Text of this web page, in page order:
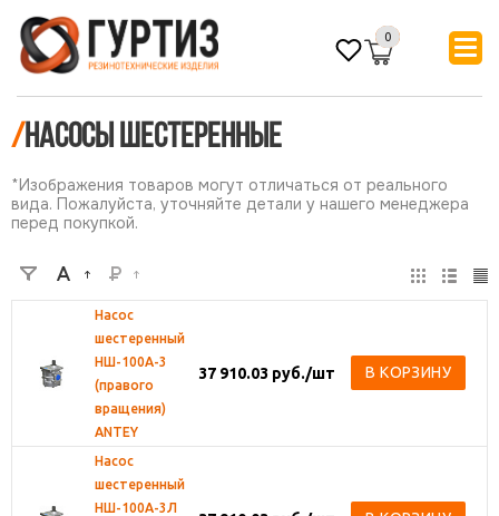
0
/НАСОСЫ шестеренные
*Изображения товаров могут отличаться от реального
вида. Пожалуйста, уточняйте детали у нашего менеджера
перед покупкой.
Насос
шестеренный
НШ-100А-3
(правого
вращения)
ANTEY
37 910.03 руб./шт В КОРЗИНУ
Насос
шестеренный
НШ-100А-3Л